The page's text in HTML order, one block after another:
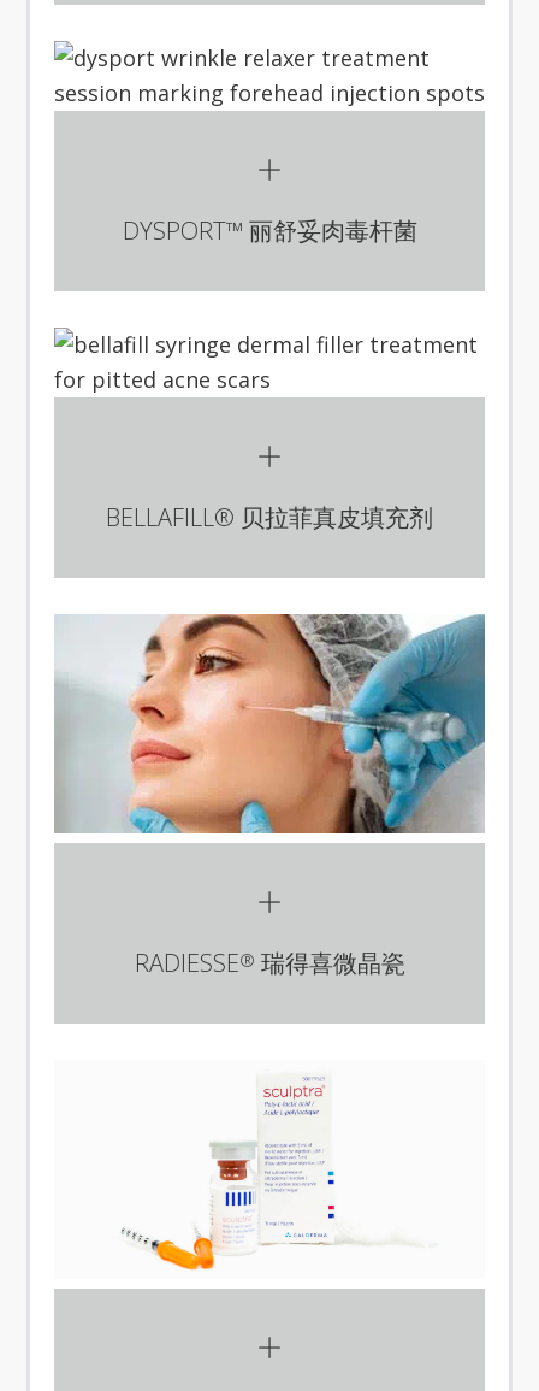
DYSPORT™ 丽舒妥肉毒杆菌
BELLAFILL® 贝拉菲真皮填充剂
RADIESSE® 瑞得喜微晶瓷